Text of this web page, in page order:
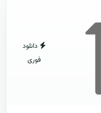
دانلود
فوری